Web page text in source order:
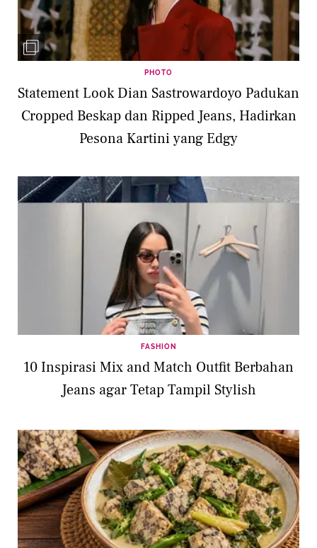
PHOTO
Statement Look Dian Sastrowardoyo Padukan
Cropped Beskap dan Ripped Jeans, Hadirkan
Pesona Kartini yang Edgy
FASHION
10 Inspirasi Mix and Match Outfit Berbahan
Jeans agar Tetap Tampil Stylish